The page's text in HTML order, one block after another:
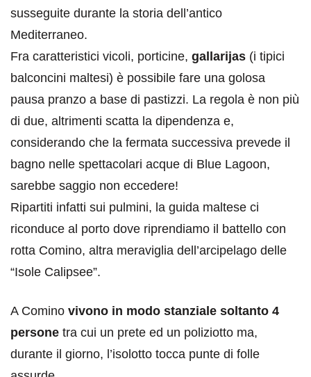
susseguite durante la storia dell’antico
Mediterraneo.
Fra caratteristici vicoli, porticine, gallarijas (i tipici
balconcini maltesi) è possibile fare una golosa
pausa pranzo a base di pastizzi. La regola è non più
di due, altrimenti scatta la dipendenza e,
considerando che la fermata successiva prevede il
bagno nelle spettacolari acque di Blue Lagoon,
sarebbe saggio non eccedere!
Ripartiti infatti sui pulmini, la guida maltese ci
riconduce al porto dove riprendiamo il battello con
rotta Comino, altra meraviglia dell’arcipelago delle
“Isole Calipsee”.
A Comino vivono in modo stanziale soltanto 4
persone tra cui un prete ed un poliziotto ma,
durante il giorno, l’isolotto tocca punte di folle